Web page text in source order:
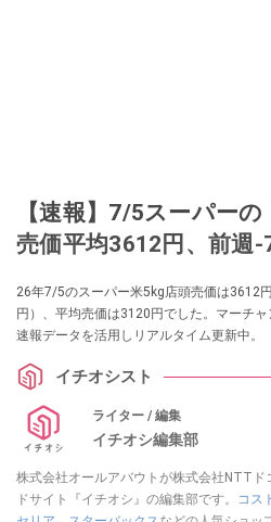
【速報】7/5スーパー
売価平均3612円、前週-
26年7/5のスーパー米5kg店頭売価は3612
円）、平均売価は3120円でした。マーチ
速報データを活用しリアルタイム更新中。
イチオシスト
ライター / 編集
イチオシ編集部
株式会社オールアバウトが株式会社NTTド
ドサイト『イチオシ』の編集部です。
コス